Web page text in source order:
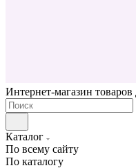
Интернет-магазин товаров
Каталог
По всему сайту
По каталогу